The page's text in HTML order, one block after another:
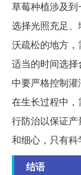
草莓种植涉及
选择光照充足
沃疏松的地方
适当的时间选
中要严格控制
在生长过程中
行防治以保证
和细心，只有科
结语